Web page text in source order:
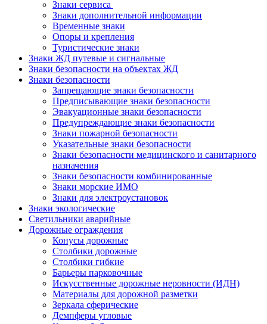
Знаки сервиса
Знаки дополнительной информации
Временные знаки
Опоры и крепления
Туристические знаки
Знаки ЖД путевые и сигнальные
Знаки безопасности на объектах ЖД
Знаки безопасности
Запрещающие знаки безопасности
Предписывающие знаки безопасности
Эвакуационные знаки безопасности
Предупреждающие знаки безопасности
Знаки пожарной безопасности
Указательные знаки безопасности
Знаки безопасности медицинского и санитарного
назначения
Знаки безопасности комбинированные
Знаки морские ИМО
Знаки для электроустановок
Знаки экологические
Светильники аварийные
Дорожные ограждения
Конусы дорожные
Столбики дорожные
Столбики гибкие
Барьеры парковочные
Искусственные дорожные неровности (ИДН)
Материалы для дорожной разметки
Зеркала сферические
Демпферы угловые